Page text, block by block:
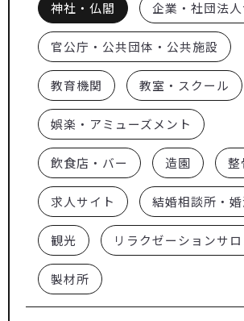
神社・仏閣 企業・社団法人
官公庁・公共団体・公共施設
教育機関 教室・スクール
娯楽・アミューズメント
飲食店・バー 造園 整
求人サイト 結婚相談所・
観光 リラクゼーションサロ
製材所